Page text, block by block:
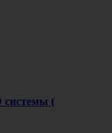
системы (